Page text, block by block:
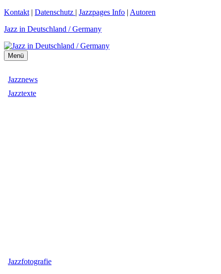
Zum
springen
Kontakt | Datenschutz | Jazzpages Info | Autoren
Jazz in Deutschland / Germany
Menü
Jazznews
Jazztexte
Jazzfotografie